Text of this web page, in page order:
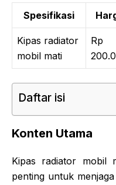
Spesifikasi
Kipas radiator
mobil mati
Rp
Daftar isi
Konten Utama
Kipas radiator mobil
penting untuk